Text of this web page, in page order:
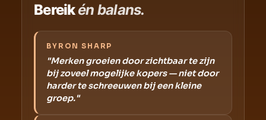
Bereikén balans.
BYRON SHARP
"Merken groeien door zichtbaar te zijn
bij zoveel mogelijke kopers — niet door
harder te schreeuwen bij een kleine
groep."